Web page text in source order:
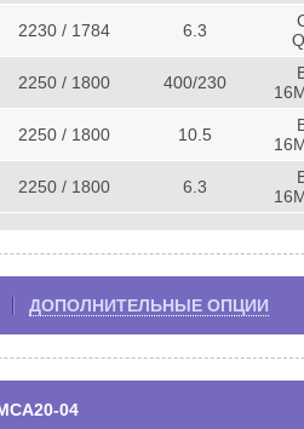
2230 / 1784 6.3
2250 / 1800 400/230
2250 / 1800 10.5
2250 / 1800 6.3
ДОПОЛНИТЕЛЬНЫЕ ОПЦИИ
04